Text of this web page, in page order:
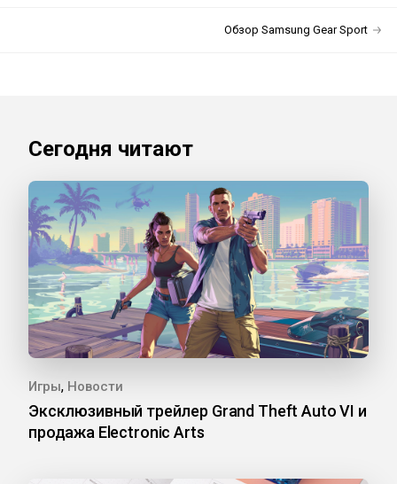
Обзор Samsung Gear Sport
Сегодня читают
Игры, Новости
Эксклюзивный трейлер Grand Theft Auto VI и
продажа Electronic Arts